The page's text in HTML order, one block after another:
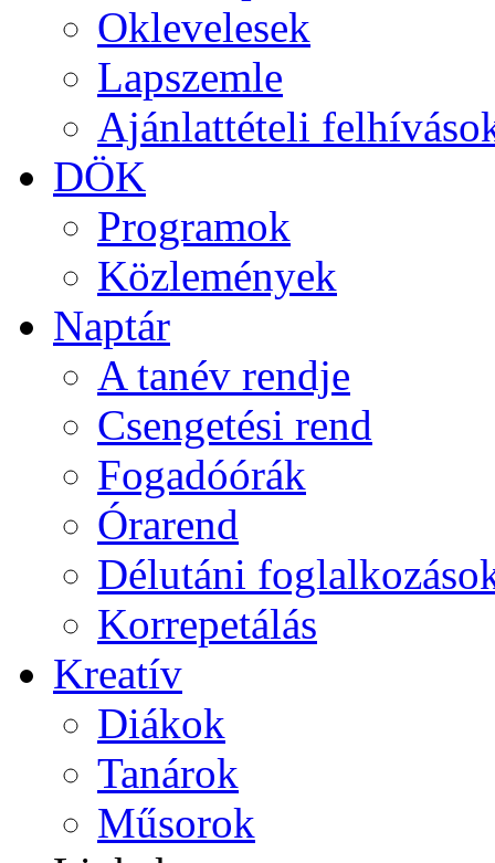
Oklevelesek
Lapszemle
Ajánlattételi
DÖK
Programok
Közlemények
Naptár
A tanév rendje
Csengetési rend
Fogadóórák
Órarend
Délutáni
Korrepetálás
Kreatív
Diákok
Tanárok
Műsorok